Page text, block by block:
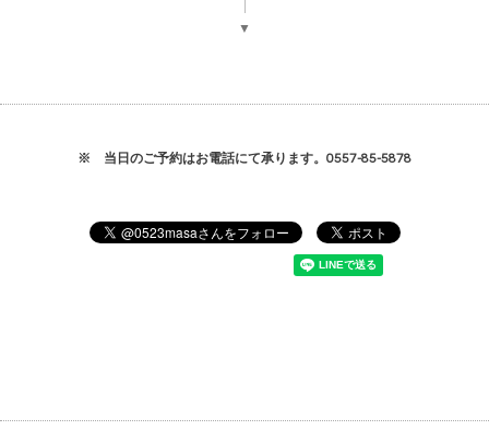
▼
※ 当日のご予約はお電話にて承ります。0557-85-5878